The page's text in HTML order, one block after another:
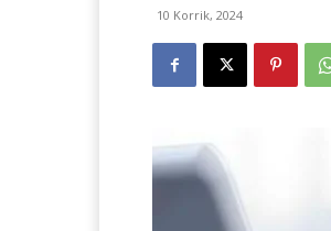
10 Korrik, 2024